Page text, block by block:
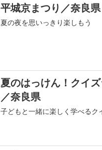
平城京まつり／奈良県
夏の夜を思いっきり楽しもう
夏のはっけん！クイ
／奈良県
子どもと一緒に楽しく学べるク